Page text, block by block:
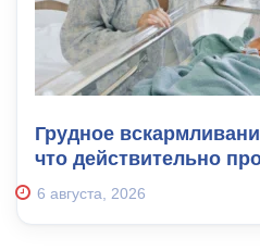
Грудное
что действительно
6 августа, 2026